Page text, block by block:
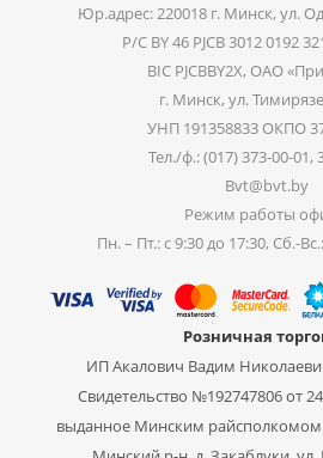
Юр.адрес: 220018 г. Минск, ул.
Р/С BY 46 PJCB 3012 0192
BIC PJCBBY2X, ОАО
г. Минск, ул.
УНП 191358833 ОКПО
Тел./ф.: (017) 373-00-01,
Bvt@bvt.by
Режим работы
Пн. – Пт.: с 9:30 до 17:30, Сб.-
Розничная
ИП Акалович Вадим
Свидетельство №192747806 от
выданное Минским